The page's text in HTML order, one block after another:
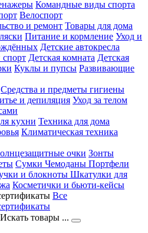
Командные виды спорта
Велоспорт
и ремонт Товары для дома
Питание и кормление Уход и
Детские автокресла
спорт Детская комната Детская
Куклы и пупсы Развивающие
Средства и предметы гигиены
и депиляция Уход за телом
кухни Техника для дома
Климатическая техника
очки Зонты
Сумки Чемоданы Портфели
и блокноты Шкатулки для
Косметички и бьюти-кейсы
Все
Искать товары ...